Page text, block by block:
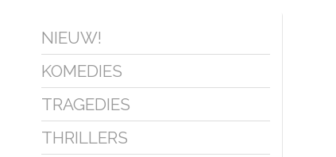
NIEUW!
KOMEDIES
TRAGEDIES
THRILLERS